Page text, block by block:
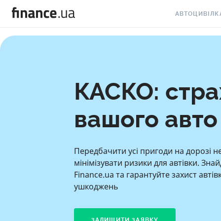
АВТОЦИВІЛКА
АВТОЦИВІЛКА
СТРАХОВКА
КАСКО:
вашого авто
Передбачити усі пригоди на дорозі
мінімізувати ризики для автівки.
Finance.ua та гарантуйте захист
ушкоджень